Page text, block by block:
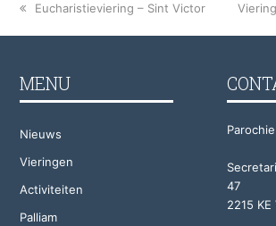
previous
Eucharistieviering – Sint Victor
next
MENU
Nieuws
Vieringen
Activiteiten
Palliam
47
2215